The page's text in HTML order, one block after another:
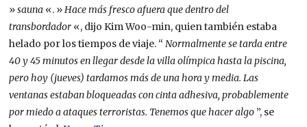
»sauna «. »Hace más fresco afuera que dentro del
transbordador «, dijo Kim Woo-min, quien también estaba
helado por los tiempos de viaje. “Normalmente se tarda entre
40 y 45 minutos en llegar desde la villa olímpica hasta la piscina,
pero hoy (jueves) tardamos más de una hora y media. Las
ventanas estaban bloqueadas con cinta adhesiva, probablemente
por miedo a ataques terroristas. Tenemos que hacer algo ”, se